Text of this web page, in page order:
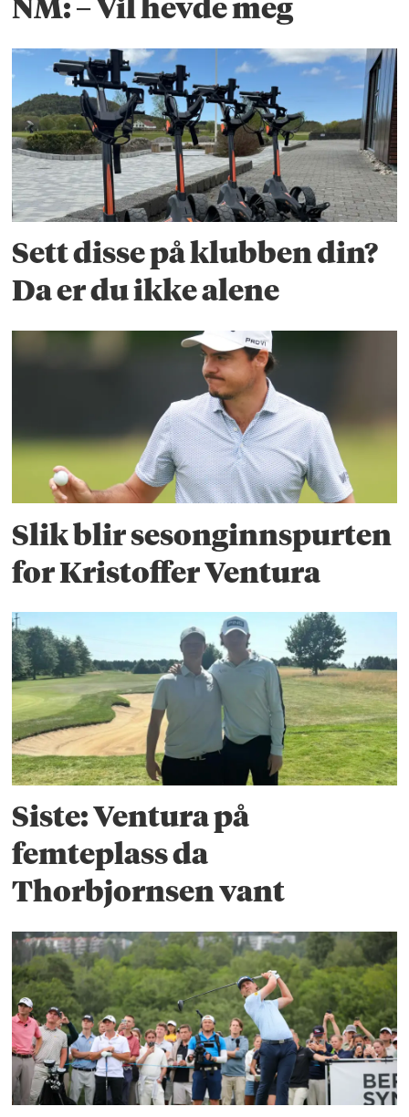
NM: – Vil hevde meg
Sett disse på klubben din?
Da er du ikke alene
Slik blir sesonginnspurten
for Kristoffer Ventura
Siste: Ventura på
femteplass da
Thorbjornsen vant